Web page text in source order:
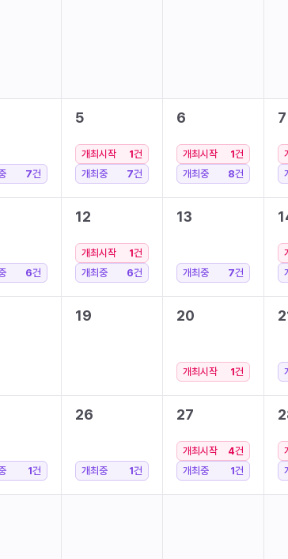
7건
5
개최시작 1건
개최중
7건
6
개최시작 1건
개최중
8건
7
6건
12
개최시작 1건
개최중
6건
13
개최중 7건
19 20
개최시작 1건
1건
26
개최중 1건
27
개최시작 4건
개최중
1건